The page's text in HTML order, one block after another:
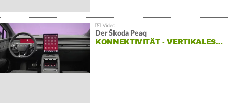
Der Škoda Peaq
KONNEKTIVITÄT - VERTIKALES…